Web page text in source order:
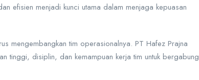
efisien menjadi kunci utama dalam menjaga kepuasan
mengembangkan tim operasionalnya. PT Hafez Prajna
tinggi, disiplin, dan kemampuan kerja tim untuk bergabung